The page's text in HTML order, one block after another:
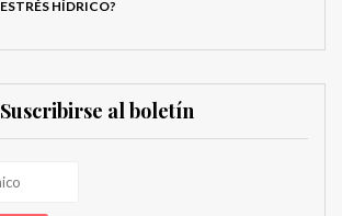
ESTRÉS HÍDRICO?
Suscribirse al boletín